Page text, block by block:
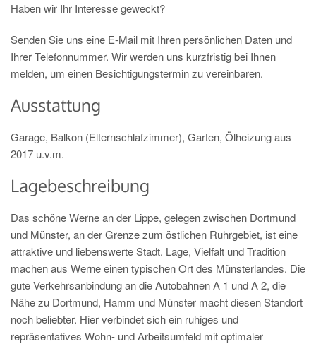
Haben wir Ihr Interesse geweckt?
Senden Sie uns eine E-Mail mit Ihren persönlichen Daten und
Ihrer Telefonnummer. Wir werden uns kurzfristig bei Ihnen
melden, um einen Besichtigungstermin zu vereinbaren.
Ausstattung
Garage, Balkon (Elternschlafzimmer), Garten, Ölheizung aus
2017 u.v.m.
Lagebeschreibung
Das schöne Werne an der Lippe, gelegen zwischen Dortmund
und Münster, an der Grenze zum östlichen Ruhrgebiet, ist eine
attraktive und liebenswerte Stadt. Lage, Vielfalt und Tradition
machen aus Werne einen typischen Ort des Münsterlandes. Die
gute Verkehrsanbindung an die Autobahnen A 1 und A 2, die
Nähe zu Dortmund, Hamm und Münster macht diesen Standort
noch beliebter. Hier verbindet sich ein ruhiges und
repräsentatives Wohn- und Arbeitsumfeld mit optimaler